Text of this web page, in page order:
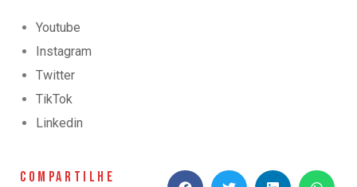
Youtube
Instagram
Twitter
TikTok
Linkedin
COMPARTILHE